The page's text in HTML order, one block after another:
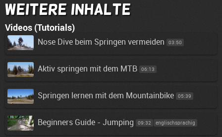
Weitere Inhalte
Videos (Tutorials)
Nose Dive beim Springen vermeiden 03:50
Aktiv springen mit dem MTB 06:13
Springen lernen mit dem Mountainbike 05:39
Beginners Guide - Jumping 09:32 englischsprachig